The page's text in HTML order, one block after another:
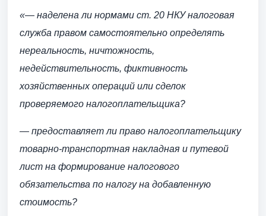
«— наделена ли нормами ст. 20 НКУ налоговая
служба правом самостоятельно определять
нереальность, ничтожность,
недействительность, фиктивность
хозяйственных операций или сделок
проверяемого налогоплательщика?
— предоставляет ли право налогоплательщику
товарно-транспортная накладная и путевой
лист на формирование налогового
обязательства по налогу на добавленную
стоимость?